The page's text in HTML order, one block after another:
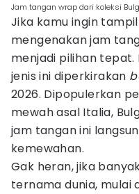
Jam tangan wrap dari koleksi
Jika kamu ingin
mengenakan jam
menjadi pilihan
jenis ini diperkirakan
2026. Dipopulerkan
mewah asal Italia,
jam tangan ini
kemewahan.
Gak heran, jika
ternama dunia, mulai